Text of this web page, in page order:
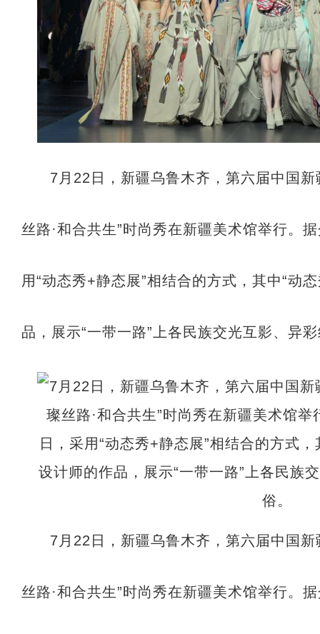
7月22日，新疆乌鲁木齐，第六届中国
丝路·和合共生”时尚秀在新疆美术馆举行。
用“动态秀+静态展”相结合的方式，其中“动
品，展示“一带一路”上各民族交光互影、异
7月22日，新疆乌鲁木齐，第六届中国
丝路·和合共生”时尚秀在新疆美术馆举行。